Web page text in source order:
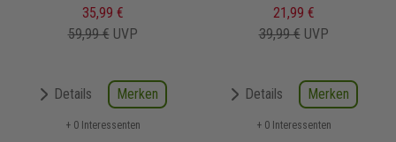
35,99 €
59,99 € UVP
Details Merken
+ 0 Interessenten
21,99 €
39,99 € UVP
Details Merken
+ 0 Interessenten